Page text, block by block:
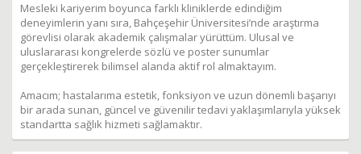
Mesleki kariyerim boyunca farklı kliniklerde edindiğim
deneyimlerin yanı sıra, Bahçeşehir Üniversitesi’nde araştırma
görevlisi olarak akademik çalışmalar yürüttüm. Ulusal ve
uluslararası kongrelerde sözlü ve poster sunumlar
gerçekleştirerek bilimsel alanda aktif rol almaktayım.
Amacım; hastalarıma estetik, fonksiyon ve uzun dönemli başarıyı
bir arada sunan, güncel ve güvenilir tedavi yaklaşımlarıyla yüksek
standartta sağlık hizmeti sağlamaktır.